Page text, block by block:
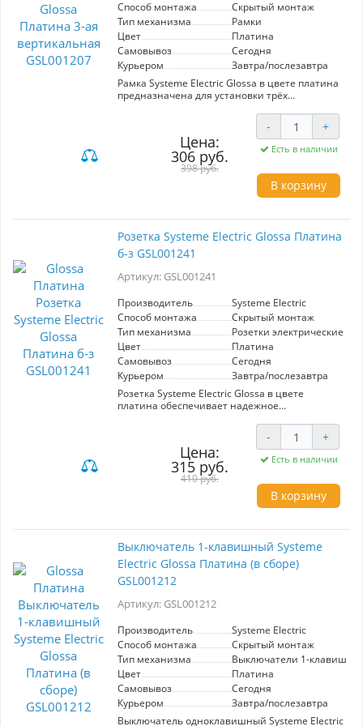
Способ монтажа
Скрытый монтаж
Тип механизма
Рамки
Цвет
Платина
Самовывоз
Сегодня
Курьером
Завтра/послезавтра
Рамка Systeme Electric Glossa в цвете платина
предназначена для установки трёх
Изготовлена из высококачественных
материалов, обеспечивает долговечность и
стильный внешний вид. Идеально подходит
для современных интерьеров, сочетая
функциональность и элегантность. Легкий
монтаж и совместимость с другими
элементами системы делают её удобным
Цена:
306 руб.
398 руб.
- +
Есть в наличии
В корзину
Розетка Systeme Electric Glossa Платина
б-з GSL001241
Артикул: GSL001241
Производитель
Systeme Electric
Способ монтажа
Скрытый монтаж
Тип механизма
Розетки электрические
Цвет
Платина
Самовывоз
Сегодня
Курьером
Завтра/послезавтра
Розетка Systeme Electric Glossa в цвете
платина обеспечивает надежное
Идеальна для современных интерьеров,
сочетает стильный дизайн и высокую
функциональность. Подходит для установки в
жилых и офисных помещениях.
Цена:
315 руб.
410 руб.
- +
Есть в наличии
В корзину
Выключатель 1-клавишный Systeme
Electric Glossa Платина (в сборе)
GSL001212
Артикул: GSL001212
Производитель
Systeme Electric
Способ монтажа
Скрытый монтаж
Тип механизма
Выключатели 1-
Цвет
Платина
Самовывоз
Сегодня
Курьером
Завтра/послезавтра
Выключатель одноклавишный Systeme Electric